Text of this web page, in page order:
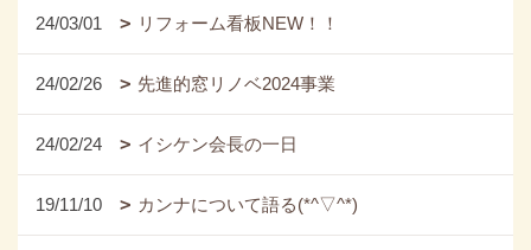
24/03/01 リフォーム看板NEW！！
24/02/26 先進的窓リノベ2024事業
24/02/24 イシケン会長の一日
19/11/10 カンナについて語る(*^▽^*)